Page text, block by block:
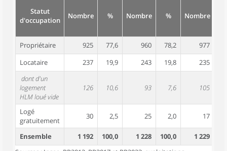
Statut
d'occupation
Nombre % Nombre % Nombre
Propriétaire 925 77,6 960 78,2 977
Locataire
237 19,9 243 19,8 235
dont d'un
logement
HLM loué vide
126 10,6 93 7,6 105
Logé
gratuitement
30 2,5 25 2,0 17
Ensemble 1 192 100,0 1 228 100,0 1 229